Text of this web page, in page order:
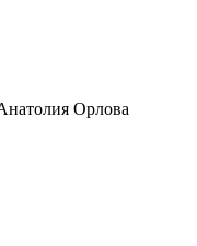
Орлова